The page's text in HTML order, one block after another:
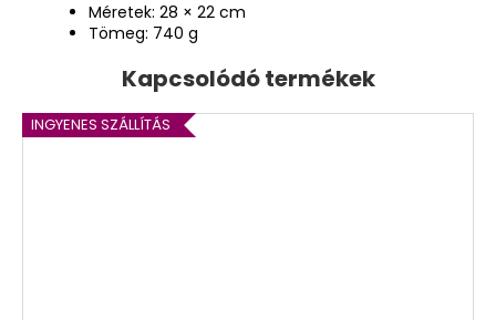
Méretek: 28 × 22 cm
Tömeg: 740 g
Kapcsolódó termékek
INGYENES SZÁLLÍTÁS